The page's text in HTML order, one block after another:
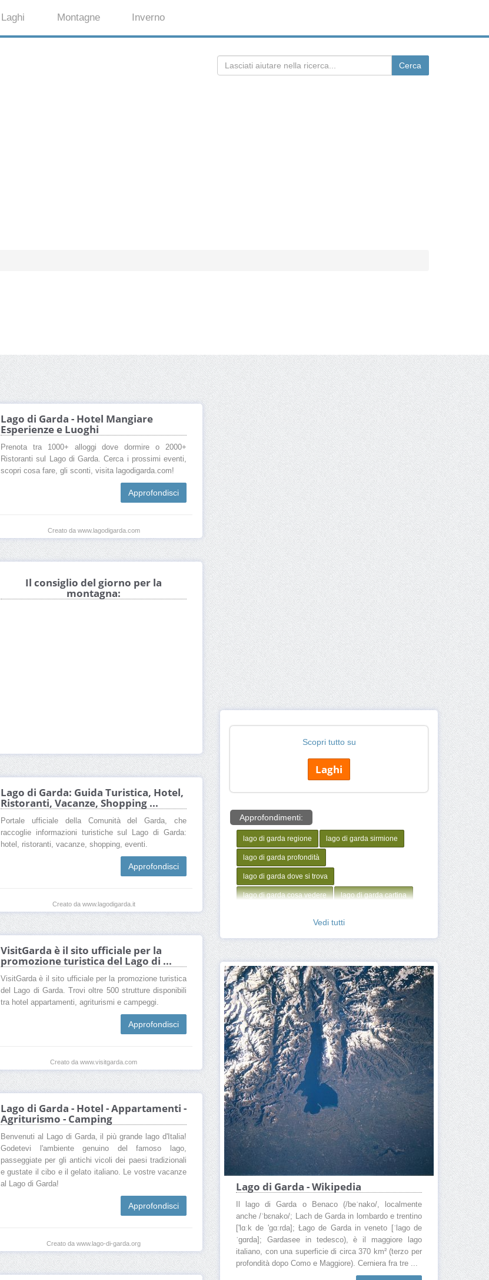
Laghi Montagne Inverno
Lago di Garda - Hotel Mangiare
Esperienze e Luoghi
Prenota tra 1000+ alloggi dove dormire o 2000+
Ristoranti sul Lago di Garda. Cerca i prossimi eventi,
scopri cosa fare, gli sconti, visita lagodigarda.com!
Approfondisci
Creato da www.lagodigarda.com
Scopri tutto su
Laghi
Approfondimenti:
lago di garda regione lago di garda sirmione
lago di garda profondità
lago di garda dove si trova
lago di garda cosa vedere lago di garda cartina
Vedi tutti
Il consiglio del giorno per la
montagna:
Lago di Garda: Guida Turistica, Hotel,
Ristoranti, Vacanze, Shopping ...
Portale ufficiale della Comunità del Garda, che
raccoglie informazioni turistiche sul Lago di Garda:
hotel, ristoranti, vacanze, shopping, eventi.
Approfondisci
Creato da www.lagodigarda.it
VisitGarda è il sito ufficiale per la
promozione turistica del Lago di ...
VisitGarda è il sito ufficiale per la promozione turistica
del Lago di Garda. Trovi oltre 500 strutture disponibili
tra hotel appartamenti, agriturismi e campeggi.
Approfondisci
Creato da www.visitgarda.com
Lago di Garda - Wikipedia
Il lago di Garda o Benaco (/beˈnako/, localmente
anche /ˈbɛnako/; Lach de Garda in lombardo e trentino
['lɑːk de 'gɑːrda]; Łago de Garda in veneto [ˈlaɡo de
ˈɡɑrda]; Gardasee in tedesco), è il maggiore lago
italiano, con una superficie di circa 370 km² (terzo per
profondità dopo Como e Maggiore). Cerniera fra tre ...
Lago di Garda - Hotel - Appartamenti -
Agriturismo - Camping
Benvenuti al Lago di Garda, il più grande lago d'Italia!
Godetevi l'ambiente genuino del famoso lago,
passeggiate per gli antichi vicoli dei paesi tradizionali
e gustate il cibo e il gelato italiano. Le vostre vacanze
al Lago di Garda!
Approfondisci
Creato da www.lago-di-garda.org